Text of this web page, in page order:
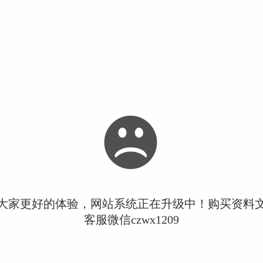
家更好的体验，网站系统正在升级中！购买资料
客服微信czwx1209